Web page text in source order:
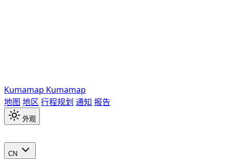
Kumamap Kumamap
地图 地区 行程规划 通知 报告
外观
CN